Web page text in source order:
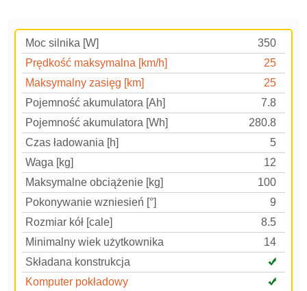
Moc silnika [W]
350
Prędkość maksymalna [km/h]
25
Maksymalny zasięg [km]
25
Pojemność akumulatora [Ah]
7.8
Pojemność akumulatora [Wh]
280.8
Czas ładowania [h]
5
Waga [kg]
12
Maksymalne obciążenie [kg]
100
Pokonywanie wzniesień [°]
9
Rozmiar kół [cale]
8.5
Minimalny wiek użytkownika
14
Składana konstrukcja
Komputer pokładowy